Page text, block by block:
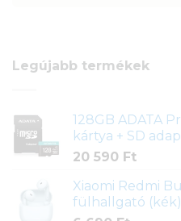
Legújabb termékek
128GB ADATA
kártya + SD
20 590 Ft
Xiaomi Redmi
fülhallgató (kék)